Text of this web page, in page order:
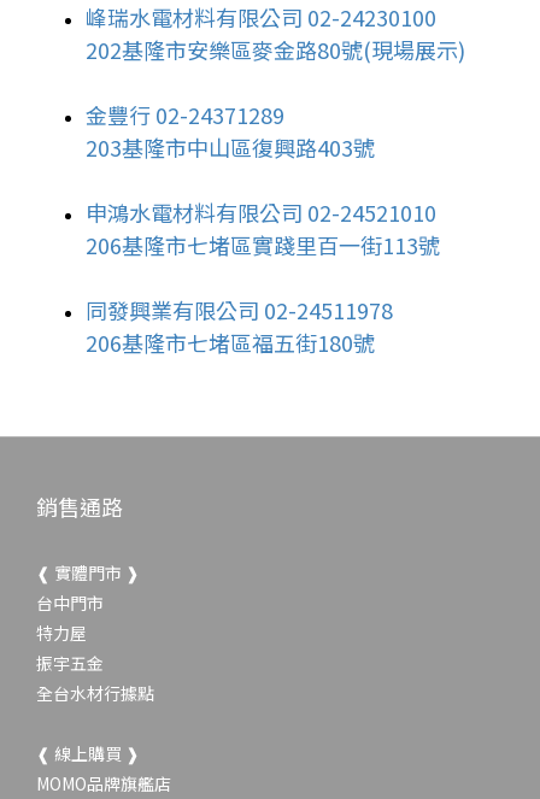
峰瑞水電材料有限公司 02-24230100
202基隆市安樂區麥金路80號(現場展示)
金豐行 02-24371289
203基隆市中山區復興路403號
申鴻水電材料有限公司 02-24521010
206基隆市七堵區實踐里百一街113號
同發興業有限公司 02-24511978
206基隆市七堵區福五街180號
銷售通路
❰ 實體門市 ❱
台中門市
特力屋
振宇五金
全台水材行據點
❰ 線上購買 ❱
MOMO品牌旗艦店